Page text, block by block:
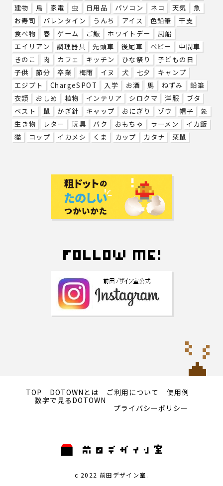
建物
鳥 家電 虫 日用品 パソコン ネコ 天気
魚
お寿司
バレンタイン うんち アイス 色鉛筆
干支
食べ物
春 ゲーム ご飯 ホワイトデー
風船
エイリアン
調理器具 先頭車 後尾車 ベビー
中間車
きのこ
肉 カフェ キッチン ひな祭り
子どもの日
子供
節分 卒業 梅雨 イヌ 犬 七夕
キャンプ
エジプト
ChargeSPOT 入学 お酒 馬 ねずみ
鉛筆
衣類
おしめ 植物 インテリア シロクマ 洋服
ブタ
ベスト
鼠 かぎ針 キャップ おにぎり ゾウ 帽子
象
生き物
レター 玩具 バク おもちゃ ラーメン
イカ飯
猫
コップ イカメシ くま カップ カタナ 栗鼠
TOP DOTOWNとは ご利用について
使用例
数字で見るDOTOWN
プライバシーポリシー
c 2022 前田デザイン室.